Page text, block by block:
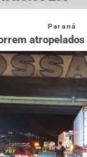
Paraná